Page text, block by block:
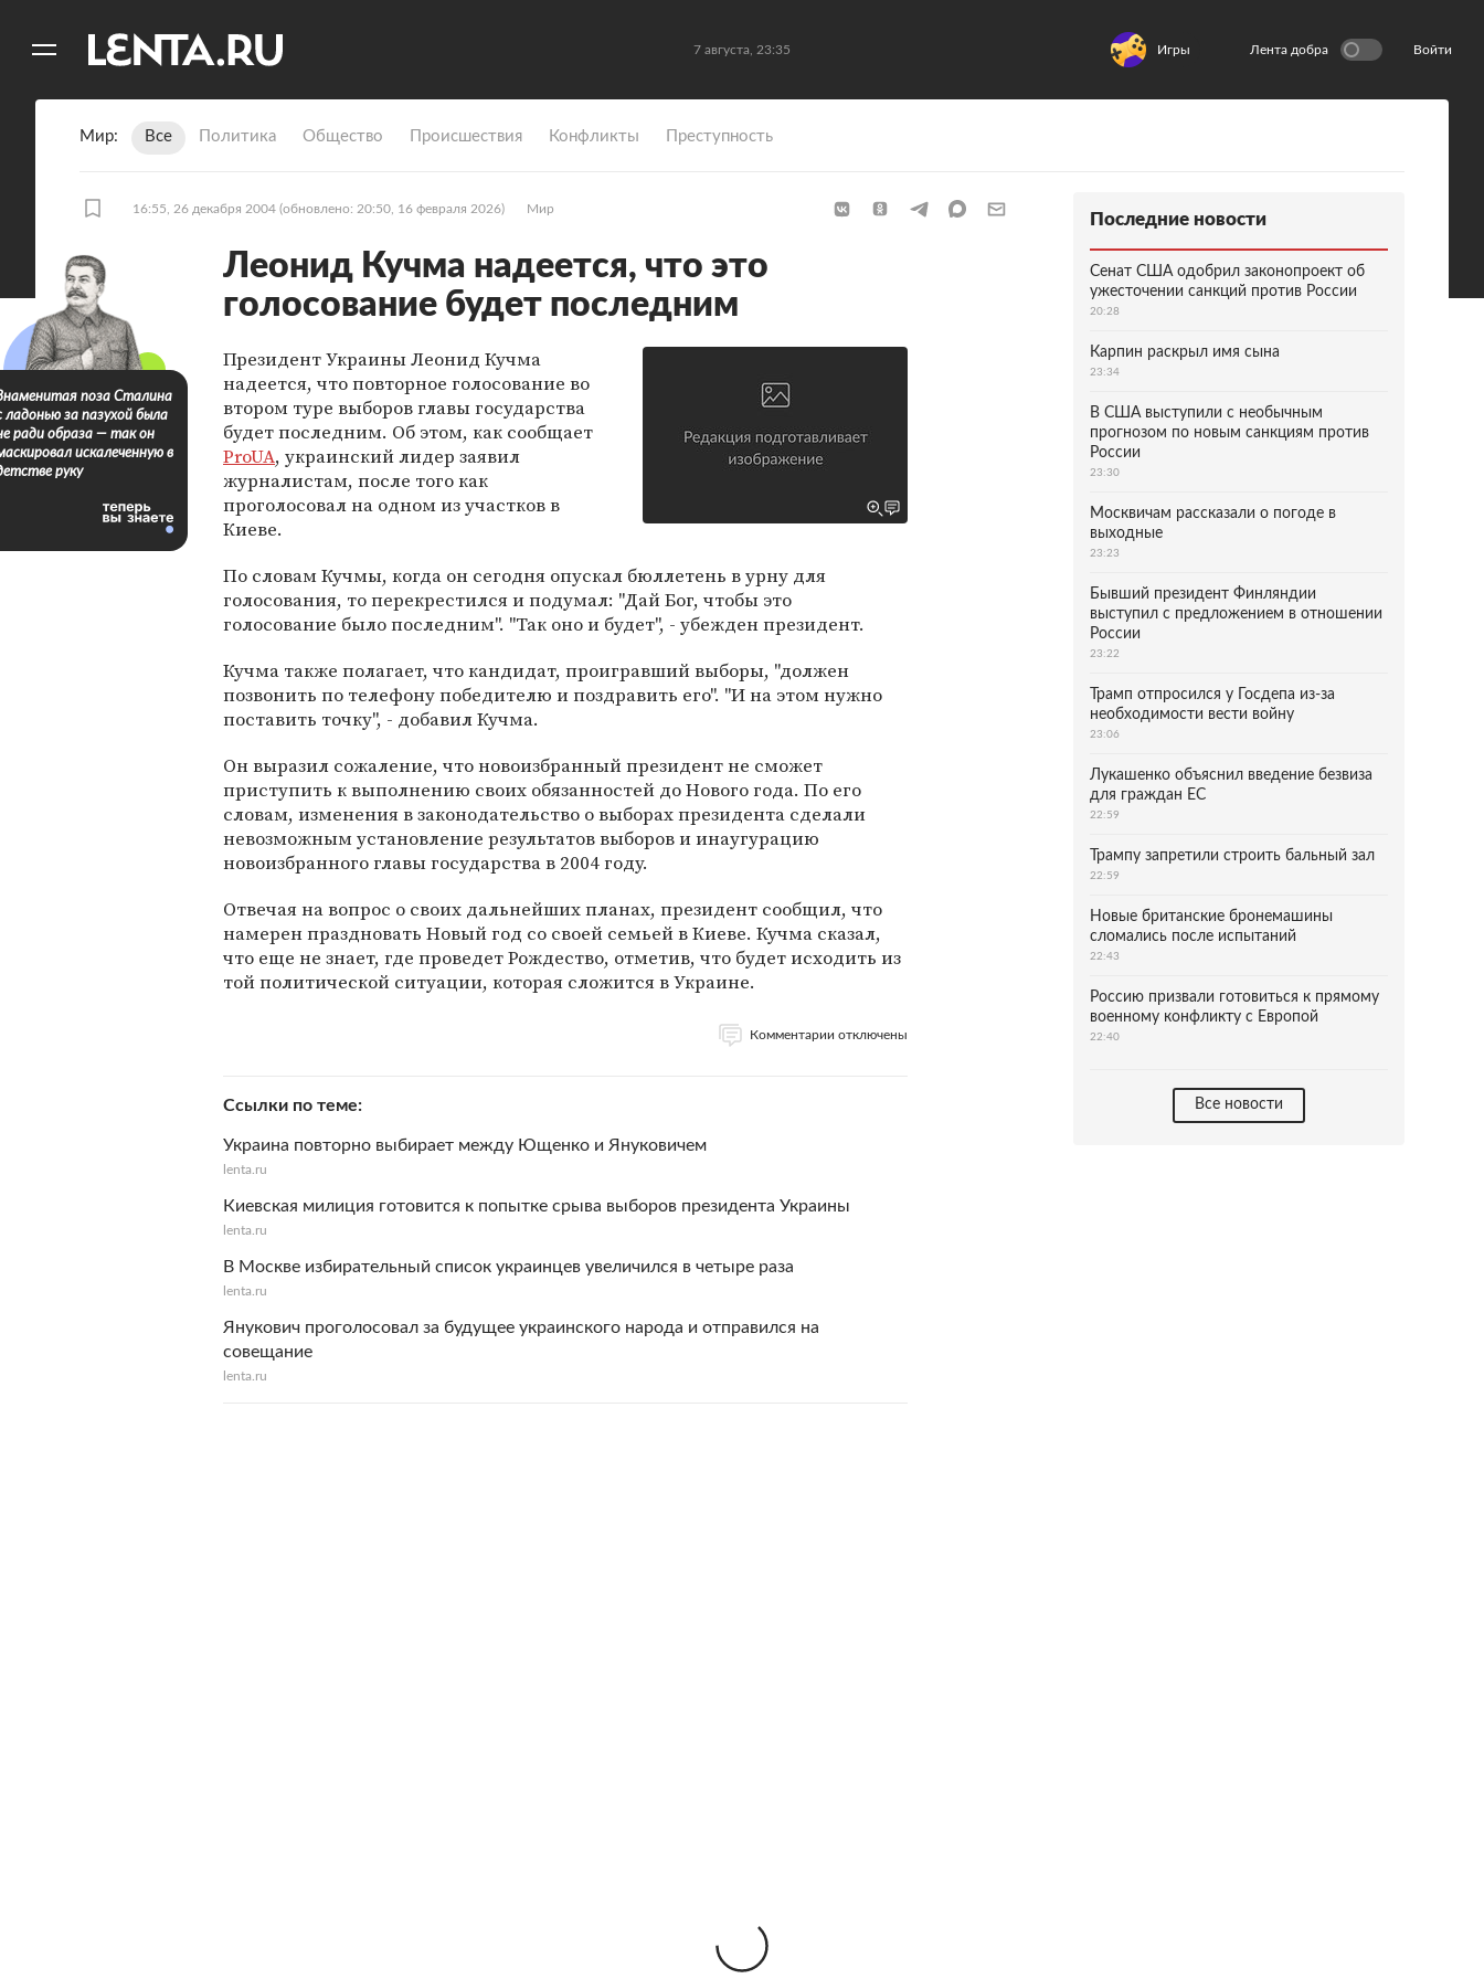
7 августа, 23:35 Игры Лента добра Войти
Мир Все Политика Общество Происшествия Конфликты Преступность
16:55, 26 декабря 2004 (обновлено: 20:50, 16 февраля 2026) Мир
Леонид Кучма надеется, что это
голосование будет последним
Президент Украины Леонид Кучма
надеется, что повторное голосование во
втором туре выборов главы государства
будет последним. Об этом, как сообщает
ProUA, украинский лидер заявил
журналистам, после того как
проголосовал на одном из участков в
Киеве.
По словам Кучмы, когда он сегодня опускал бюллетень в урну для
голосования, то перекрестился и подумал: "Дай Бог, чтобы это
голосование было последним". "Так оно и будет", - убежден президент.
Кучма также полагает, что кандидат, проигравший выборы, "должен
позвонить по телефону победителю и поздравить его". "И на этом нужно
поставить точку", - добавил Кучма.
Он выразил сожаление, что новоизбранный президент не сможет
приступить к выполнению своих обязанностей до Нового года. По его
словам, изменения в законодательство о выборах президента сделали
невозможным установление результатов выборов и инаугурацию
новоизбранного главы государства в 2004 году.
Отвечая на вопрос о своих дальнейших планах, президент сообщил, что
намерен праздновать Новый год со своей семьей в Киеве. Кучма сказал,
что еще не знает, где проведет Рождество, отметив, что будет исходить из
той политической ситуации, которая сложится в Украине.
Комментарии отключены
Ссылки по теме
Украина повторно выбирает между Ющенко и Януковичем
lenta.ru
Киевская милиция готовится к попытке срыва выборов президента Украины
lenta.ru
В Москве избирательный список украинцев увеличился в четыре раза
lenta.ru
Янукович проголосовал за будущее украинского народа и отправился на
совещание
lenta.ru
поза Сталина
ладонью за пазухой была
ради образа — так он
искалеченную в
руку
Последние новости
Сенат США одобрил законопроект об
ужесточении санкций против России
20:28
Карпин раскрыл имя сына
23:34
В США выступили с необычным
прогнозом по новым санкциям против
России
23:30
Москвичам рассказали о погоде в
выходные
23:23
Бывший президент Финляндии
выступил с предложением в отношении
России
23:22
Трамп отпросился у Госдепа из-за
необходимости вести войну
23:06
Лукашенко объяснил введение безвиза
для граждан ЕС
22:59
Трампу запретили строить бальный зал
22:59
Новые британские бронемашины
сломались после испытаний
22:43
Россию призвали готовиться к прямому
военному конфликту с Европой
22:40
Все новости